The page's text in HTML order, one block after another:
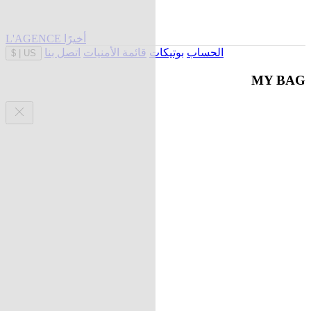
L'AGENCE أخيرًا
US
$ الحساب بوتيكات قائمة الأمنيات اتصل بنا
MY BAG